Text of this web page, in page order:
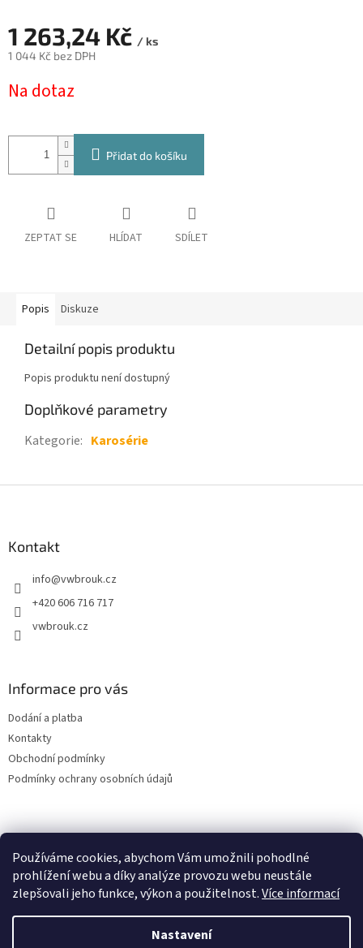
Používáme cookies, abychom Vám umožnili pohodlné
prohlížení webu a díky analýze provozu webu neustále
zlepšovali jeho funkce, výkon a použitelnost.Více informací
Nastavení
1 263,24 Kč / ks
1 044 Kč bez DPH
cena:
Na dotaz
Přidat do košíku
ZEPTAT SE HLÍDAT SDÍLET
Popis Diskuze
Detailní popis produktu
Popis produktu není dostupný
Doplňkové parametry
Kategorie: Karosérie
Kontakt
info@vwbrouk.cz
+420 606 716 717
vwbrouk.cz
Informace pro vás
Dodání a platba
Kontakty
Obchodní podmínky
Podmínky ochrany osobních údajů
Vytvořil Shoptet